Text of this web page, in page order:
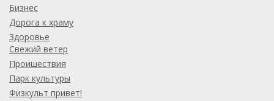
Бизнес
Дорога к храму
Здоровье
Свежий ветер
Проишествия
Парк культуры
Физкульт привет!